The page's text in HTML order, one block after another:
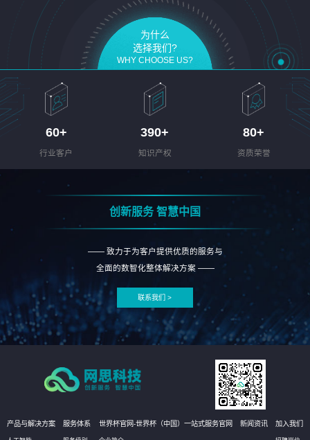
为什么
选择我们?
WHY CHOOSE US?
60+
行业客户
390+
知识产权
80+
资质荣誉
创新服务 智慧中国
—— 致力于为客户提供优质的服务与
全面的数智化整体解决方案 ——
联系我们 >
产品与解决方案 服务体系 世界杯官网-世界杯（中国）一站式服务官网 新闻资讯 加入我们